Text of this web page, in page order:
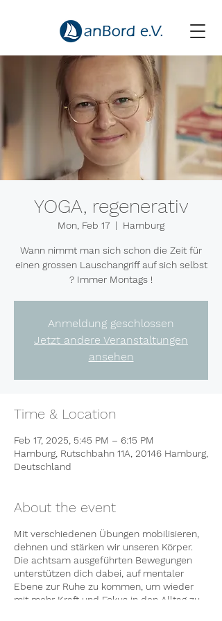
YOGA, regenerativ
Mon, Feb 17
  |
Hamburg
Wann nimmt man sich schon die Zeit für
einen grossen Lauschangriff auf sich selbst
? Immer Montags !
Anmeldung geschlossen
Jetzt andere Veranstaltungen
ansehen
Time & Location
Feb 17, 2025, 5:45 PM – 6:15 PM
Hamburg, Rutschbahn 11A, 20146 Hamburg,
Deutschland
About the event
Mit verschiedenen Übungen mobilisieren,
dehnen und stärken wir unseren Körper.
Die achtsam ausgeführten Bewegungen
unterstützen dich dabei, auf mentaler
Ebene zur Ruhe zu kommen, um wieder
mit mehr Kraft und Fokus in den Alltag zu